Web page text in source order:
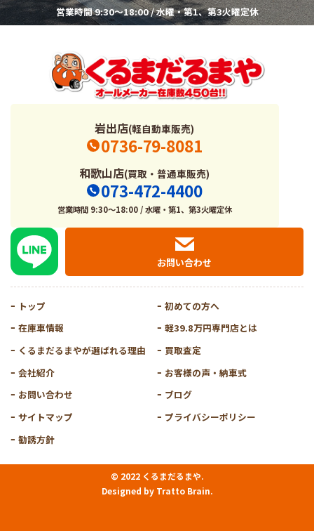
営業時間 9:30～18:00 / 水曜・第1、第3火曜定休
岩出店(軽自動車販売)
0736-79-8081
和歌山店(買取・普通車販売)
073-472-4400
営業時間 9:30～18:00 / 水曜・第1、第3火曜定休
お問い合わせ
トップ
初めての方へ
在庫車情報
軽39.8万円専門店とは
くるまだるまやが選ばれる理由
買取査定
会社紹介
お客様の声・納車式
お問い合わせ
ブログ
サイトマップ
プライバシーポリシー
勧誘方針
© 2022 くるまだるまや.
Designed by Tratto Brain.